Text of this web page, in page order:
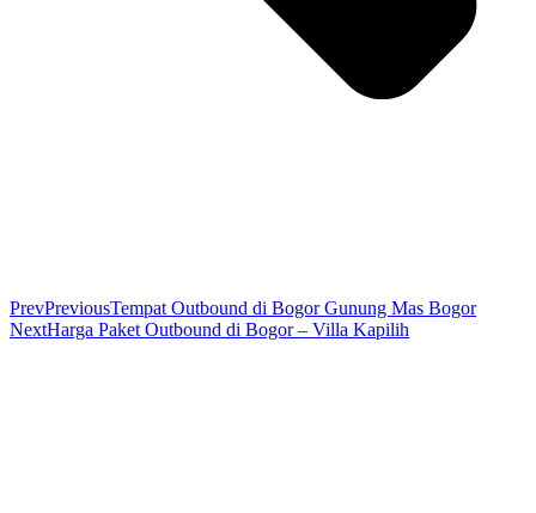
PrevPreviousTempat Outbound di Bogor Gunung Mas Bogor
NextHarga Paket Outbound di Bogor – Villa Kapilih